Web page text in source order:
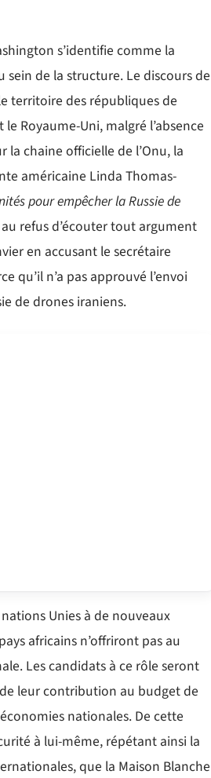
s’identifie comme la
de la structure. Le discours de
territoire des républiques de
Royaume-Uni, malgré l’absence
chaine officielle de l’Onu, la
américaine Linda Thomas-
pour empêcher la Russie de
refus d’écouter tout argument
en accusant le secrétaire
qu’il n’a pas approuvé l’envoi
de drones iraniens.
Unies à de nouveaux
africains n’offriront pas au
Les candidats à ce rôle seront
leur contribution au budget de
nationales. De cette
à lui-même, répétant ainsi la
que la Maison Blanche